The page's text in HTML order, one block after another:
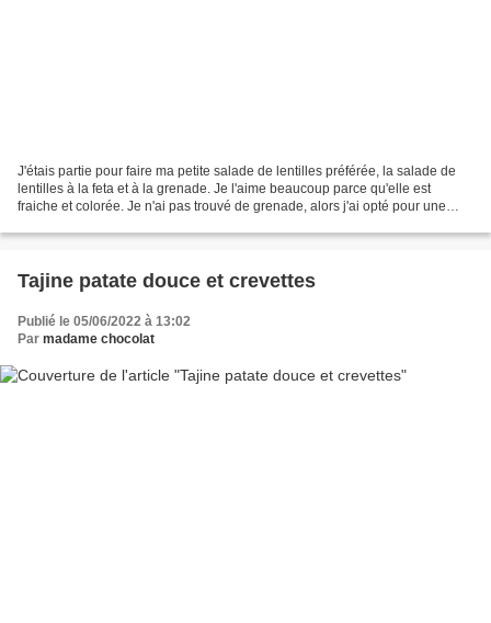
J'étais partie pour faire ma petite salade de lentilles préférée, la salade de
lentilles à la feta et à la grenade. Je l'aime beaucoup parce qu'elle est
fraiche et colorée. Je n'ai pas trouvé de grenade, alors j'ai opté pour une
Tajine patate douce et crevettes
Publié le 05/06/2022 à 13:02
Par madame chocolat